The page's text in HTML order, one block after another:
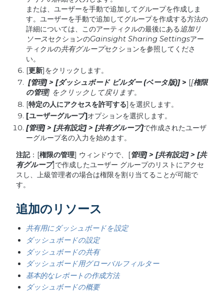
または、ユーザーを手動で追加してグループを作成しま
す。ユーザーを手動で追加してグループを作成する方法の
詳細については、このアーティクルの最後にある追加リ
ソースセクションのGainsight Sharing Settingsアー
ティクルの共有グループセクションを参照してくださ
い。
[更新]をクリックします。
[管理] > [ダッシュボード ビルダー(ベータ版)]> [[権限
の管理] をクリックして戻ります。
[特定の人にアクセスを許可する]を選択します。
[ユーザーグループ]オプションを選択します。
[管理] > [共有設定] > [共有グループ]で作成されたユーザ
ーグループ名の入力を始めます。
注記：[権限の管理] ウィンドウで、[管理] > [共有設定] > [共
有グループ]で作成したユーザー グループのリストにアクセ
スし、上級管理者の場合は権限を割り当てることが可能で
す。
追加のリソース
共有用にダッシュボードを設定
ダッシュボードの設定
ダッシュボードの共有
ダッシュボード用グローバルフィルター
基本的なレポートの作成方法
ダッシュボードの概要